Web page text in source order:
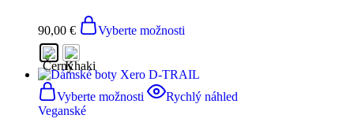
90,00 € Vyberte možnosti
Vyberte možnosti
Rychlý náhled
Veganské